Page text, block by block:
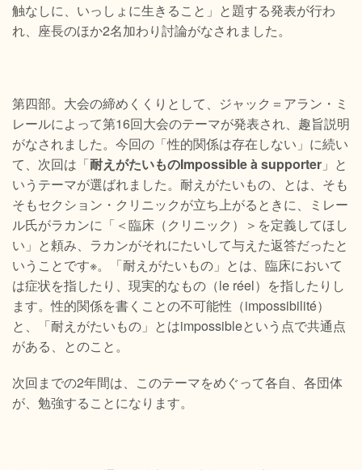
触なしに、いっしょに生きること」と題する発表が行わ
れ、座長のほか2名加わり討論がなされました。
第四部。大会の締めくくりとして、ジャック＝アラン・ミ
レールによって第16回大会のテーマが発表され、趣旨説明
がなされました。今回の「性的関係は存在しない」に続い
て、次回は「耐えがたいものImpossible à supporter 」と
いうテーマが選ばれました。耐えがたいもの、とは、そも
そもセクション・クリニックが立ち上がるときに、ミレー
ル氏がラカンに「＜臨床（クリニック）＞を定義してほし
い」と頼み、ラカンがそれにたいして与えた返答だったと
いうことです※。「耐えがたいもの」とは、臨床において
は症状を指したり、現実的なもの（le réel）を指したりし
ます。性的関係を書くことの不可能性（impossibilité）
と、「耐えがたいもの」とはimpossibleという点で共通点
がある、とのこと。
次回までの2年間は、このテーマをめぐって各自、各団体
が、勉強することになります。